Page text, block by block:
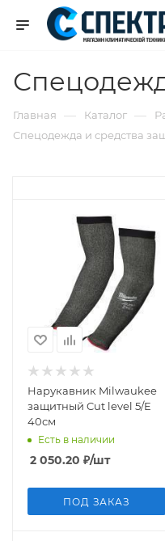
Главная — Каталог —
Спецодежда и средства
Нарукавник Milwaukee
защитный Cut level 5/E
40см
Есть в наличии
2 050.20 ₽/шт
ПОД ЗАКАЗ